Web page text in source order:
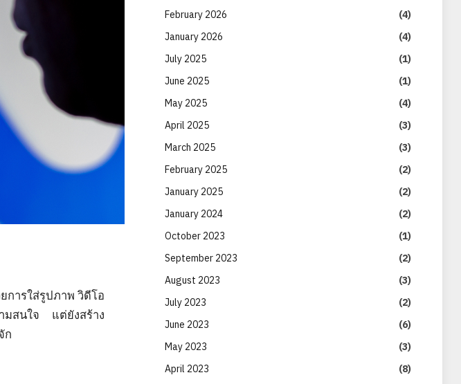
การใส่รูปภาพ วิดีโอ
มสนใจ แต่ยังสร้าง
ก
February 2026
(4)
January 2026
(4)
July 2025
(1)
June 2025
(1)
May 2025
(4)
April 2025
(3)
March 2025
(3)
February 2025
(2)
January 2025
(2)
January 2024
(2)
October 2023
(1)
September 2023
(2)
August 2023
(3)
July 2023
(2)
June 2023
(6)
May 2023
(3)
April 2023
(8)